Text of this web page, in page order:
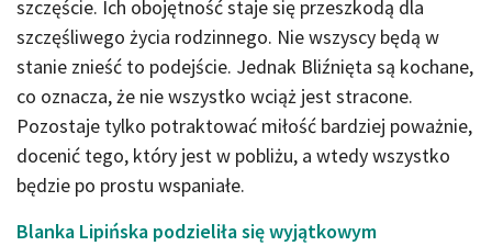
szczęście. Ich obojętność staje się przeszkodą dla
szczęśliwego życia rodzinnego. Nie wszyscy będą w
stanie znieść to podejście. Jednak Bliźnięta są kochane,
co oznacza, że ​​nie wszystko wciąż jest stracone.
Pozostaje tylko potraktować miłość bardziej poważnie,
docenić tego, który jest w pobliżu, a wtedy wszystko
będzie po prostu wspaniałe.
Blanka Lipińska podzieliła się wyjątkowym